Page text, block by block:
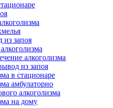
запоя
алкоголизма
из запоя
в стационаре
амбулаторно
алкоголизма
на дому